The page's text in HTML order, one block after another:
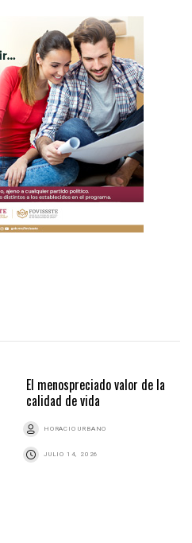
El menospreciado valor de la
calidad de vida
HORACIO URBANO
JULIO 14, 2026